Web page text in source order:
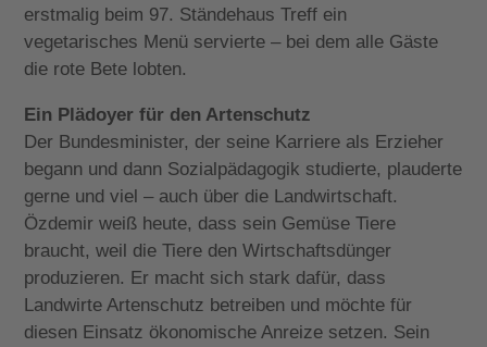
erstmalig beim 97. Ständehaus Treff ein
vegetarisches Menü servierte – bei dem alle Gäste
die rote Bete lobten.
Ein Plädoyer für den Artenschutz
Der Bundesminister, der seine Karriere als Erzieher
begann und dann Sozialpädagogik studierte, plauderte
gerne und viel – auch über die Landwirtschaft.
Özdemir weiß heute, dass sein Gemüse Tiere
braucht, weil die Tiere den Wirtschaftsdünger
produzieren. Er macht sich stark dafür, dass
Landwirte Artenschutz betreiben und möchte für
diesen Einsatz ökonomische Anreize setzen. Sein